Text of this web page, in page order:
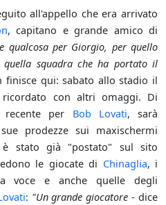
all'appello che era arrivato
, capitano e grande amico di
qualcosa per Giorgio, per quello
squadra che ha portato il
finisce qui: sabato allo stadio il
ricordato con altri omaggi. Di
per Bob Lovati, sarà
prodezze sui maxischermi
stato già "postato" sul sito
le giocate di Chinaglia, i
voce e anche quelle degli
: "Un grande giocatore - dice